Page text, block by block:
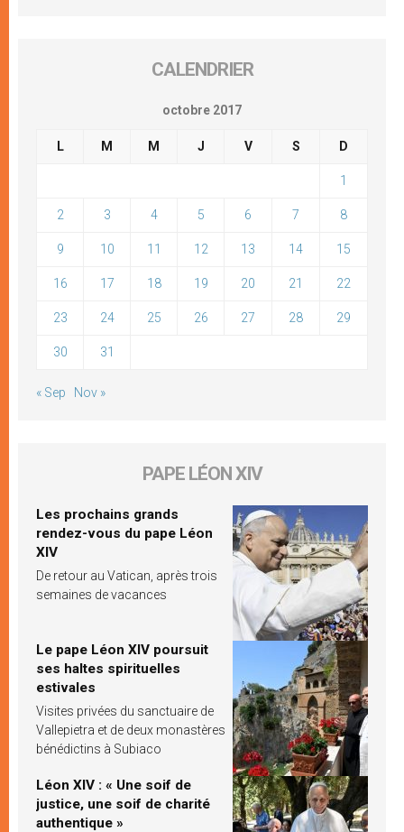
CALENDRIER
octobre 2017
L M M J V S D
1
2 3 4 5 6 7 8
9 10 11 12 13 14 15
16 17 18 19 20 21 22
23 24 25 26 27 28 29
30 31
« Sep Nov »
PAPE LÉON XIV
Les prochains grands
rendez-vous du pape Léon
XIV
De retour au Vatican, après trois
semaines de vacances
Le pape Léon XIV poursuit
ses haltes spirituelles
estivales
Visites privées du sanctuaire de
Vallepietra et de deux monastères
bénédictins à Subiaco
Léon XIV : « Une soif de
justice, une soif de charité
authentique »